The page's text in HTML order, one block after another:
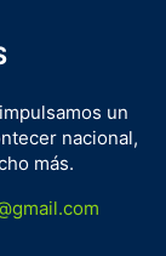
un
nacional,
más.